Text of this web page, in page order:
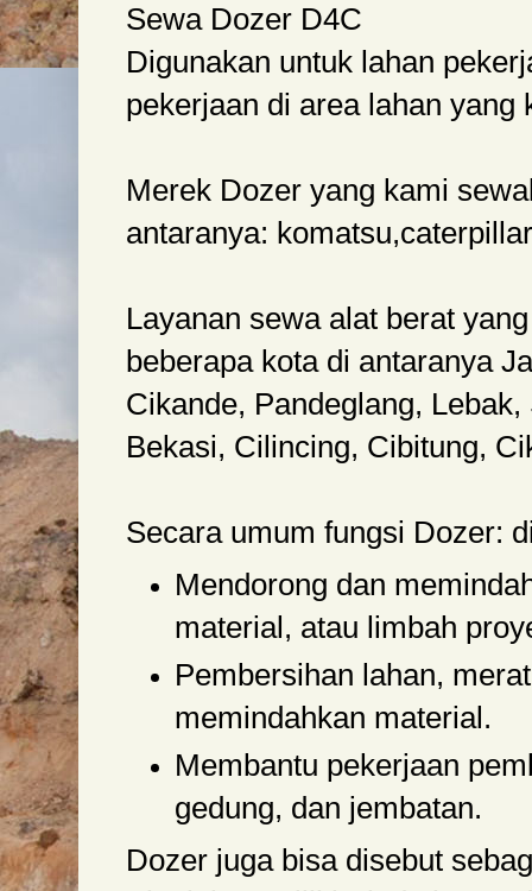
Sewa Dozer D4C
Digunakan untuk lahan
pekerjaan di area lahan yang
Merek Dozer yang kami
antaranya:
Layanan sewa alat berat
beberapa kota di antaranya
Cikande, Pandeglang,
Bekasi, Cilincing, Cibitung,
Secara umum fungsi Dozer:
Mendorong dan
material, atau limbah
Pembersihan lahan,
memindahkan material.
Membantu pekerjaan
gedung, dan jembatan.
Dozer juga bisa disebut